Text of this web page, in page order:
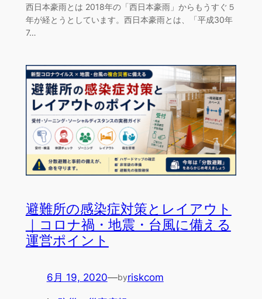
西日本豪雨とは 2018年の「西日本豪雨」からもうすぐ５
年が経とうとしています。西日本豪雨とは、「平成30年
7…
避難所の感染症対策とレイアウト
｜コロナ禍・地震・台風に備える
運営ポイント
6月 19, 2020—byriskcom